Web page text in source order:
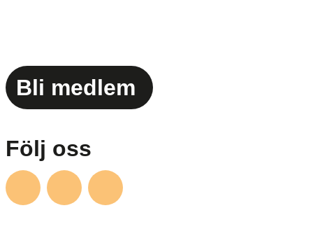
Bli medlem
Följ oss